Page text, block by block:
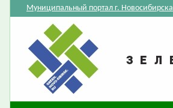
Муниципальный портал г. Новосибирска